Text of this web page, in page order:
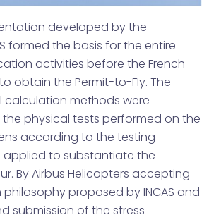
developed by the
formed the basis for the entire
activities before the French
obtain the Permit-to-Fly. The
calculation methods were
physical tests performed on the
according to the testing
to substantiate the
By Airbus Helicopters accepting
proposed by INCAS and
submission of the stress